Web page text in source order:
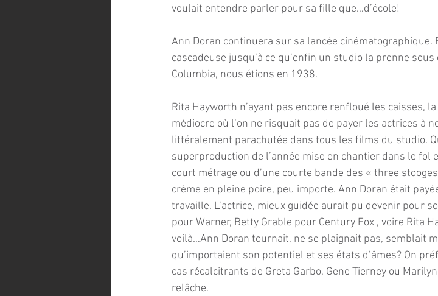
voulait entendre parler pour sa fille que…d’école!
Ann Doran continuera sur sa lancée cinématographique.
cascadeuse jusqu’à ce qu’enfin un studio la prenne
Columbia, nous étions en 1938.
Rita Hayworth n’ayant pas encore renfloué les caisses,
médiocre où l’on ne risquait pas de payer les actrices à
littéralement parachutée dans tous les films du studio.
superproduction de l’année mise en chantier dans le fol
court métrage ou d’une courte bande des « three
crème en pleine poire, peu importe. Ann Doran était
travaille. L’actrice, mieux guidée aurait pu devenir pour
pour Warner, Betty Grable pour Century Fox , voire Rita
voilà…Ann Doran tournait, ne se plaignait pas, semblait
qu’importaient son potentiel et ses états d’âmes? On
cas récalcitrants de Greta Garbo, Gene Tierney ou
relâche.